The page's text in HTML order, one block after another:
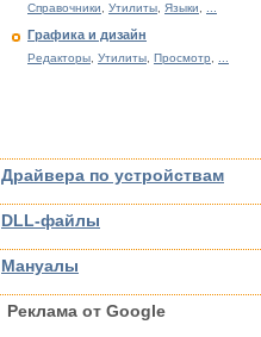
Справочники, Утилиты, Языки, ...
Графика и дизайн
Редакторы, Утилиты, Просмотр, ...
Драйвера по устройствам
DLL-файлы
Мануалы
Реклама от Google